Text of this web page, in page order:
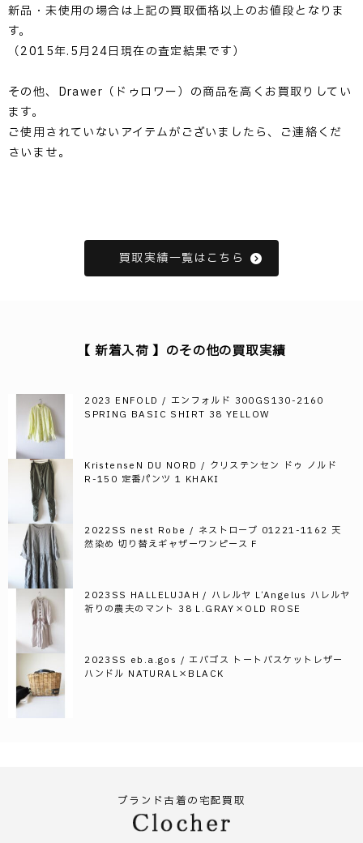
新品・未使用の場合は上記の買取価格以上のお値段となりま
す。
（2015年.5月24日現在の査定結果です）
その他、Drawer（ドゥロワー）の商品を高くお買取りしてい
ます。
ご使用されていないアイテムがございましたら、ご連絡くだ
さいませ。
買取実績一覧はこちら
【 新着入荷 】のその他の買取実績
2023 ENFOLD / エンフォルド 300GS130-2160
SPRING BASIC SHIRT 38 YELLOW
KristenseN DU NORD / クリステンセン ドゥ ノルド
R-150 定番パンツ 1 KHAKI
2022SS nest Robe / ネストローブ 01221-1162 天
然染め 切り替えギャザーワンピース F
2023SS HALLELUJAH / ハレルヤ L’Angelus ハレルヤ
祈りの農夫のマント 38 L.GRAY×OLD ROSE
2023SS eb.a.gos / エバゴス トートバスケットレザー
ハンドル NATURAL×BLACK
ブランド古着の宅配買取